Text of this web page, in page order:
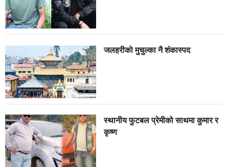
जलहरीको मुचुल्का नै शंंकास्पद
स्थानीय फुटबल प्रेमीको साथमा कुमार र
कृष्ण